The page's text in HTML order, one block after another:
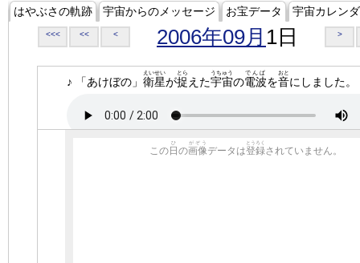
はやぶさの軌跡 宇宙からのメッセージ お宝データ 宇宙カレン
<<< << < 2006年09月 1日 >
♪ 「あけぼの」 衛星
えいせい
が捉
とら
えた宇宙
うちゅう
の電波
でんぱ
を音
おと
にしました。
この 日
ひ
の画像
がぞう
データは登録
とうろく
されていません。